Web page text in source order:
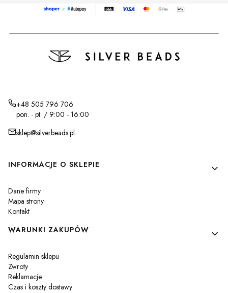
+48 505 796 706
pon. - pt. / 9:00 - 16:00
sklep@silverbeads.pl
Linki w stopce
INFORMACJE O SKLEPIE
Dane firmy
Mapa strony
Kontakt
WARUNKI ZAKUPÓW
Regulamin sklepu
Zwroty
Reklamacje
Czas i koszty dostawy